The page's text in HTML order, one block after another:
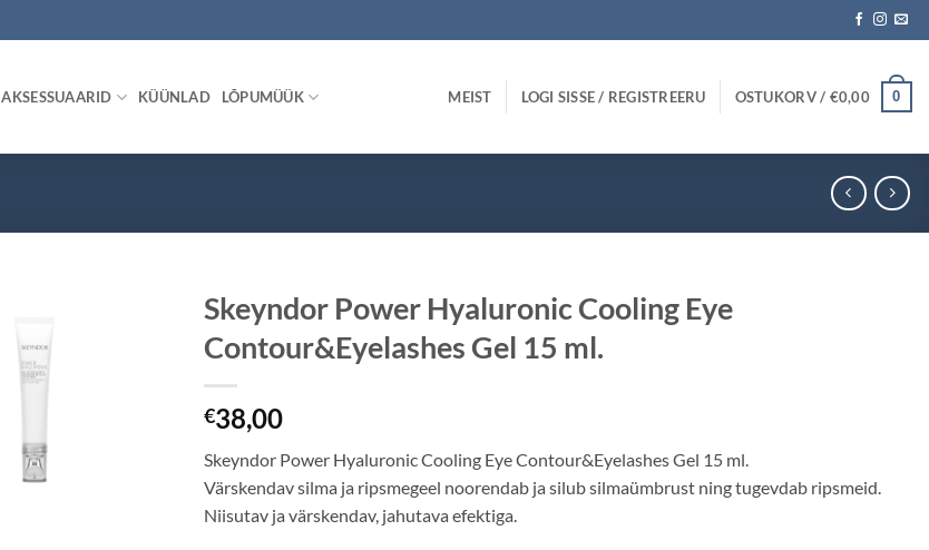
AKSESSUAARID KÜÜNLAD LÕPUMÜÜK MEIST LOGI SISSE / REGISTREERU OSTUKORV / €0,00 0
Skeyndor Power Hyaluronic Cooling Eye
Contour&Eyelashes Gel 15 ml.
€38,00
Skeyndor Power Hyaluronic Cooling Eye Contour&Eyelashes Gel 15 ml.
Värskendav silma ja ripsmegeel noorendab ja silub silmaümbrust ning tugevdab ripsmeid.
Niisutav ja värskendav, jahutava efektiga.